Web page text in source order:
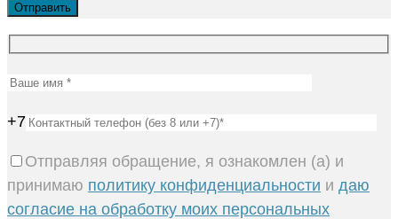
+7
Отправляя обращение, я ознакомлен (а) и
принимаю политику конфиденциальности и даю
согласие на обработку моих персональных